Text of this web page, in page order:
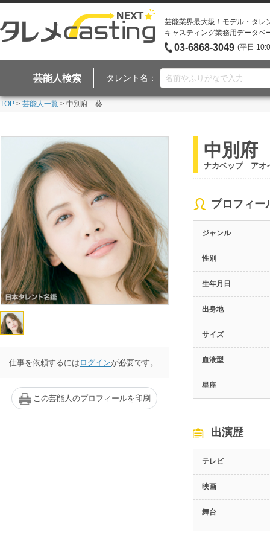
芸能業界最大級！モデル・タレ
キャスティング業務用データベ
03-6868-3049 (平日
芸能人検索 タレント名：
TOP > 芸能人一覧 > 中別府 葵
仕事を依頼するには ログインが必要です。
この芸能人のプロフィールを印刷
中別
ナカベップ アオ
プロフィー
ジャンル
性別
生年月日
出身地
サイズ
血液型
星座
出演歴
テレビ
映画
舞台